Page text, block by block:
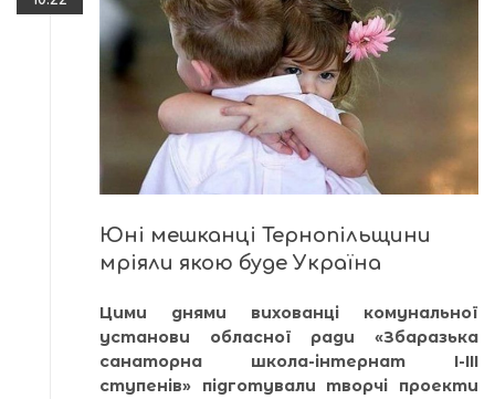
Юні мешканці Тернопільщини
мріяли якою буде Україна
Цими днями вихованці комунальної
установи обласної ради «Збаразька
санаторна школа-інтернат І-ІІІ
ступенів» підготували творчі проекти